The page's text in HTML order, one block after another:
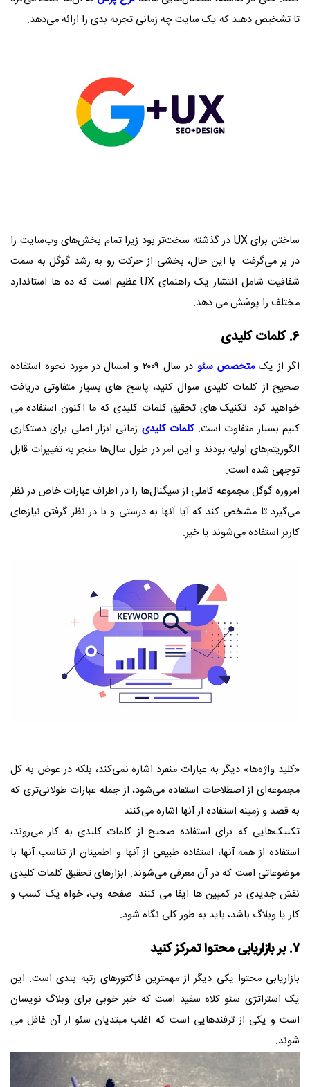
تا تشخیص دهند که یک سایت چه زمانی تجربه بدی را ارائه می‌دهد.
ساختن برای UX در گذشته سخت‌تر بود زیرا تمام بخش‌های وب‌سایت را
در بر می‌گرفت. با این حال، بخشی از حرکت رو به رشد گوگل به سمت
شفافیت شامل انتشار یک راهنمای UX عظیم است که ده ها استاندارد
مختلف را پوشش می دهد.
۶. کلمات کلیدی
اگر از یکمتخصص سئو
در سال ۲۰۰۹ و امسال در مورد نحوه استفاده
صحیح از کلمات کلیدی سوال کنید، پاسخ های بسیار متفاوتی دریافت
خواهید کرد. تکنیک های تحقیق کلمات کلیدی که ما اکنون استفاده می
کنیم بسیار متفاوت است.کلمات کلیدی زمانی ابزار اصلی برای دستکاری
الگوریتم‌های اولیه بودند و این امر در طول سال‌ها منجر به تغییرات قابل
توجهی شده است.
امروزه گوگل مجموعه کاملی از سیگنال‌ها را در اطراف عبارات خاص در نظر
می‌گیرد تا مشخص کند که آیا آنها به درستی و با در نظر گرفتن نیازهای
کاربر استفاده می‌شوند یا خیر.
«کلید واژه‌ها» دیگر به عبارات منفرد اشاره نمی‌کند، بلکه در عوض به کل
مجموعه‌ای از اصطلاحات استفاده می‌شود، از جمله عبارات طولانی‌تری که
به قصد و زمینه استفاده از آنها اشاره می‌کنند.
تکنیک‌هایی که برای استفاده صحیح از کلمات کلیدی به کار می‌روند،
استفاده از همه آنها، استفاده طبیعی از آنها و اطمینان از تناسب آنها با
موضوعاتی است که در آن معرفی می‌شوند. ابزارهای تحقیق کلمات کلیدی
نقش جدیدی در کمپین ها ایفا می کنند. صفحه وب، خواه یک کسب و
کار یا وبلاگ باشد، باید به طور کلی نگاه شود.
۷. بر بازاریابی محتوا تمرکز کنید
بازاریابی محتوا یکی دیگر از مهمترین فاکتورهای رتبه بندی است. این
یک استراتژی سئو کلاه سفید است که خبر خوبی برای وبلاگ نویسان
است و یکی از ترفندهایی است که اغلب مبتدیان سئو از آن غافل می
شوند.